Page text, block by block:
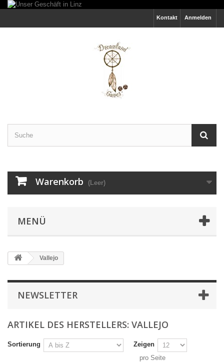
Anmelden
Kontakt
Warenkorb (Leer)
MENÜ
Vallejo
NEWSLETTER
ARTIKEL DES HERSTELLERS: VALLEJO
Sortierung
Zeigen
pro Seite